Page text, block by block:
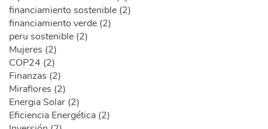
financiamiento sostenible (2)
financiamiento verde (2)
peru sostenible (2)
Mujeres (2)
COP24 (2)
Finanzas (2)
Miraflores (2)
Energia Solar (2)
Eficiencia Energética (2)